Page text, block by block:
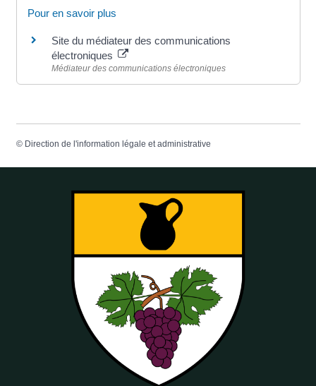
Pour en savoir plus
Site du médiateur des communications
électroniques
Médiateur des communications électroniques
© Direction de l'information légale et administrative